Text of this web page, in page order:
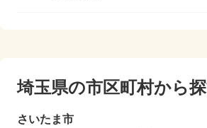
埼玉県の市区町村から
さいたま市